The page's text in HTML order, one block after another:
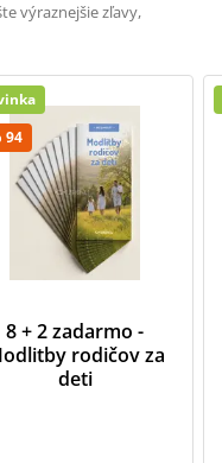
výraznejšie zľavy,
94
8 + 2 zadarmo -
rodičov za
deti